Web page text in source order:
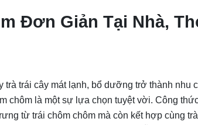
Đơn Giản Tại Nhà,
trái cây mát lạnh, bổ dưỡng trở thành nhu
là một sự lựa chọn tuyệt vời. Công
từ trái chôm chôm mà còn kết hợp cùng